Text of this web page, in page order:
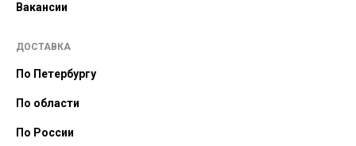
Вакансии
ДОСТАВКА
По Петербургу
По области
По России